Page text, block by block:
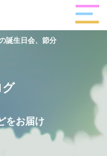
グ
をお届け
誕生日会、節分